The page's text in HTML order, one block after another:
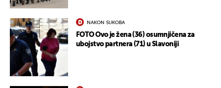
NAKON SUKOBA
FOTO Ovo je žena (36) osumnjičena za
ubojstvo partnera (71) u Slavoniji